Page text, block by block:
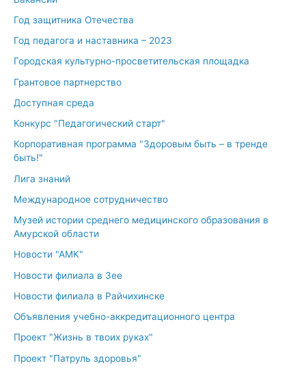
Год защитника Отечества
Год педагога и наставника – 2023
Городская культурно-просветительская площадка
Грантовое партнерство
Доступная среда
Конкурс "Педагогический старт"
Корпоративная программа "Здоровым быть – в тренде
быть!"
Лига знаний
Международное сотрудничество
Музей истории среднего медицинского образования в
Амурской области
Новости "АМК"
Новости филиала в Зее
Новости филиала в Райчихинске
Объявления учебно-аккредитационного центра
Проект "Жизнь в твоих руках"
Проект "Патруль здоровья"